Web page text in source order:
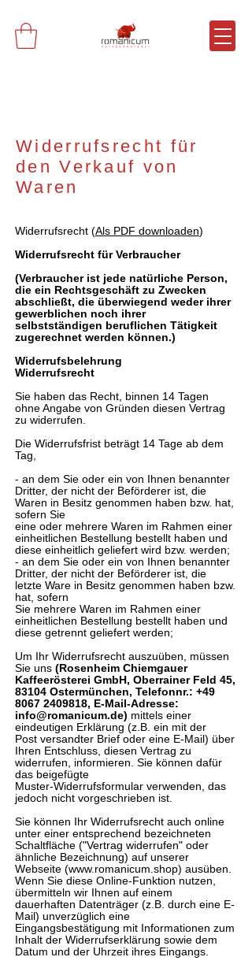
Widerrufsrecht für
den Verkauf von
Waren
Widerrufsrecht (Als PDF downloaden)
Widerrufsrecht für Verbraucher
(Verbraucher ist jede natürliche Person,
die ein Rechtsgeschäft zu Zwecken
abschließt, die überwiegend weder ihrer
gewerblichen noch ihrer
selbstständigen beruflichen Tätigkeit
zugerechnet werden können.)
Widerrufsbelehrung
Widerrufsrecht
Sie haben das Recht, binnen 14 Tagen
ohne Angabe von Gründen diesen Vertrag
zu widerrufen.
Die Widerrufsfrist beträgt 14 Tage ab dem
Tag,
- an dem Sie oder ein von Ihnen benannter
Dritter, der nicht der Beförderer ist, die
Waren in Besitz genommen haben bzw. hat,
sofern Sie
eine oder mehrere Waren im Rahmen einer
einheitlichen Bestellung bestellt haben und
diese einheitlich geliefert wird bzw. werden;
- an dem Sie oder ein von Ihnen benannter
Dritter, der nicht der Beförderer ist, die
letzte Ware in Besitz genommen haben bzw.
hat, sofern
Sie mehrere Waren im Rahmen einer
einheitlichen Bestellung bestellt haben und
diese getrennt geliefert werden;
Um Ihr Widerrufsrecht auszuüben, müssen
Sie uns (Rosenheim Chiemgauer
Kaffeerösterei GmbH, Oberrainer Feld 45,
83104 Ostermünchen, Telefonnr.: +49
8067 2409818, E-Mail-Adresse:
info@romanicum.de) mittels einer
eindeutigen Erklärung (z.B. ein mit der
Post versandter Brief oder eine E-Mail) über
Ihren Entschluss, diesen Vertrag zu
widerrufen, informieren. Sie können dafür
das beigefügte
Muster-Widerrufsformular verwenden, das
jedoch nicht vorgeschrieben ist.
Sie können Ihr Widerrufsrecht auch online
unter einer entsprechend bezeichneten
Schaltfläche ("Vertrag widerrufen" oder
ähnliche Bezeichnung) auf unserer
Webseite (www.romanicum.shop) ausüben.
Wenn Sie diese Online-Funktion nutzen,
übermitteln wir Ihnen auf einem
dauerhaften Datenträger (z.B. durch eine E-
Mail) unverzüglich eine
Eingangsbestätigung mit Informationen zum
Inhalt der Widerrufserklärung sowie dem
Datum und der Uhrzeit ihres Eingangs.